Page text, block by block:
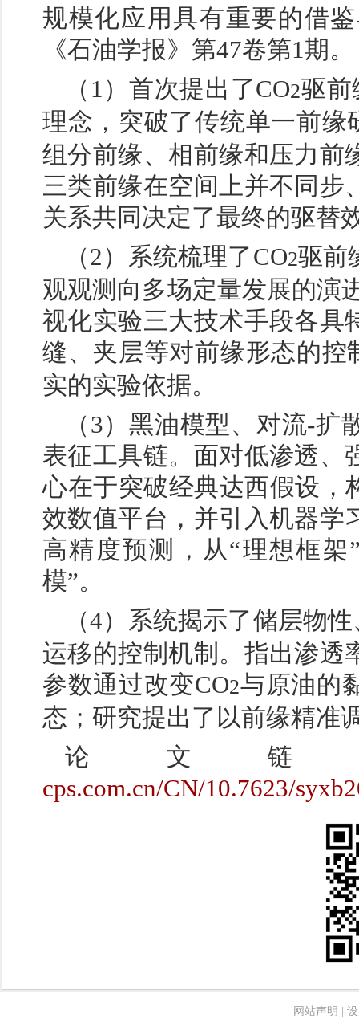
规模化应用具有重要的借
《石油学报》第47卷第1期。
（1）首次提出了CO2驱前
理念，突破了传统单一前缘
组分前缘、相前缘和压力前
三类前缘在空间上并不同步
关系共同决定了最终的驱替
（2）系统梳理了CO2驱前
观观测向多场定量发展的演
视化实验三大技术手段各具
缝、夹层等对前缘形态的控
实的实验依据。
（3）黑油模型、对流-
表征工具链。面对低渗透、
心在于突破经典达西假设，
效数值平台，并引入机器学
高精度预测，从“理想框
模”。
（4）系统揭示了储层物
运移的控制机制。指出渗透
参数通过改变CO2与原油的
态；研究提出了以前缘精准
论文
cps.com.cn/CN/10.7623/
网站声明